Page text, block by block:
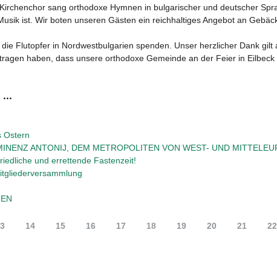
sang orthodoxe Hymnen in bulgarischer und deutscher
ist. Wir boten unseren Gästen ein reichhaltiges Angebot an
Flutopfer in Nordwestbulgarien spenden. Unser herzlicher Dank
haben, dass unsere orthodoxe Gemeinde an der Feier in
Ostern
ANTONIJ, DEM METROPOLITEN VON WEST- UND
und errettende Fastenzeit!
14 15 16 17 18 19 20 21 22